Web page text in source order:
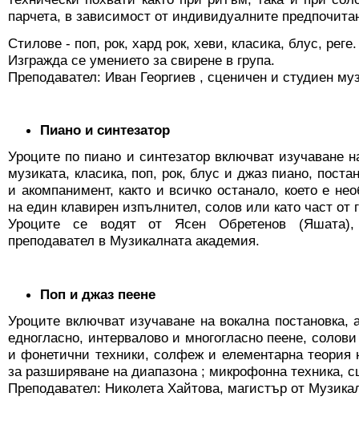
парчета, в зависимост от индивидуалните
Стилове - поп, рок, хард рок, хеви, класика, блус, реге.
Изгражда се умението за свирене в група.
Преподавател: Иван Георгиев , сценичен и студиен
Пиано и синтезатор
Уроците по пиано и синтезатор включват изучаване
музиката, класика, поп, рок, блус и джаз пиано,
и акомпанимент, както и всичко останало, което е
на един клавирен изпълнител, солов или като част от
Уроците се водят от Ясен Обретенов (Яшата),
преподавател в Музикалната академия.
Поп и джаз пеене
Уроците включват изучаване на вокалнa постановкa,
едногласно, интервалово и многогласно пеене,
и фонетични техники, солфеж и елементарна теория
за разширяване на диапазона ; микрофонна техника,
Преподавател: Николета Хайтова, магистър от